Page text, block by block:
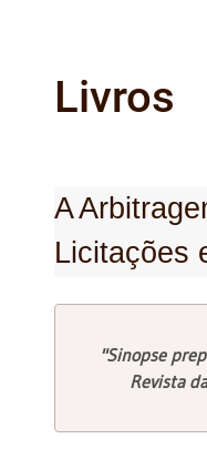
Livros
A
Licitações
"Sinopse
Revista